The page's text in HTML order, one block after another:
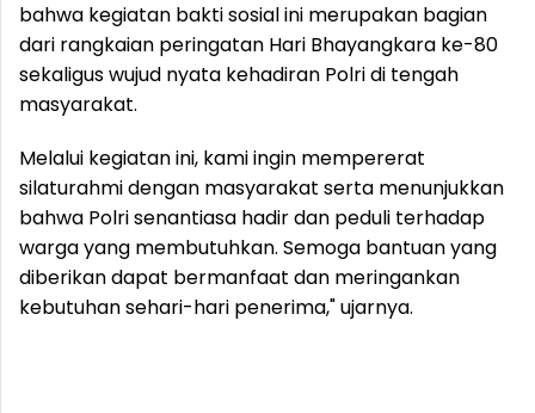
bahwa kegiatan bakti sosial ini merupakan bagian
dari rangkaian peringatan Hari Bhayangkara ke-80
sekaligus wujud nyata kehadiran Polri di tengah
masyarakat.
Melalui kegiatan ini, kami ingin mempererat
silaturahmi dengan masyarakat serta menunjukkan
bahwa Polri senantiasa hadir dan peduli terhadap
warga yang membutuhkan. Semoga bantuan yang
diberikan dapat bermanfaat dan meringankan
kebutuhan sehari-hari penerima," ujarnya.